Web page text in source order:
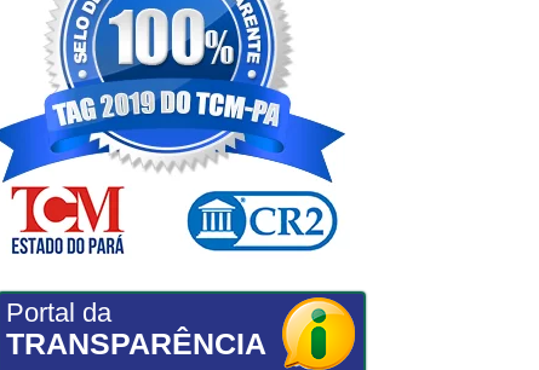
Portal da
TRANSPARÊNCIA